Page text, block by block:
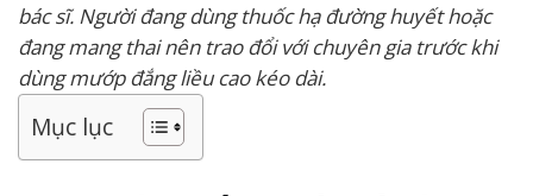
bác sĩ. Người đang dùng thuốc hạ đường huyết hoặc
đang mang thai nên trao đổi với chuyên gia trước khi
dùng mướp đắng liều cao kéo dài.
Mục lục